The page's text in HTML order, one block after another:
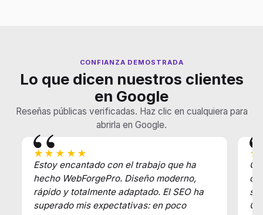
CONFIANZA DEMOSTRADA
Lo que dicen nuestros clientes
en Google
Reseñas públicas verificadas. Haz clic en cualquiera para
abrirla en Google.
★★★★★
Estoy encantado con el trabajo que ha
hecho WebForgePro. Diseño moderno,
rápido y totalmente adaptado. El SEO ha
superado mis expectativas: en poco